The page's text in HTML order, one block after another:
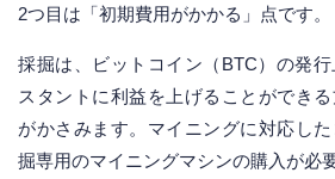
2つ目は「初期費用がかかる」点です。
採掘は、ビットコイン（BTC）の発
スタントに利益を上げることができ
がかさみます。マイニングに対応し
掘専用のマイニングマシンの購入が必